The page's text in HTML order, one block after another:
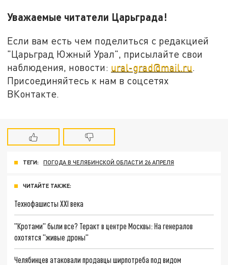
Уважаемые читатели Царьграда!
Если вам есть чем поделиться с редакцией
"Царьград Южный Урал", присылайте свои
наблюдения, новости: ural-grad@mail.ru.
Присоединяйтесь к нам в соцсетях
ВКонтакте.
ТЕГИ: ПОГОДА В ЧЕЛЯБИНСКОЙ ОБЛАСТИ 26 АПРЕЛЯ
ЧИТАЙТЕ ТАКЖЕ:
Технофашисты XXI века
"Кротами" были все? Теракт в центре Москвы: На генералов
охотятся "живые дроны"
Челябинцев атаковали продавцы ширпотреба под видом